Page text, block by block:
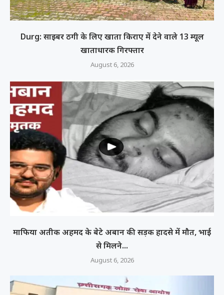
Durg: साइबर ठगी के लिए खाता किराए में देने वाले 13 म्यूल
खाताधारक गिरफ्तार
August 6, 2026
माफिया अतीक अहमद के बेटे अबान की सड़क हादसे में मौत, भाई
से मिलने...
August 6, 2026